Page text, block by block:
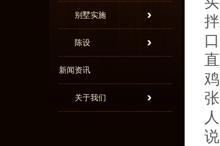
别墅实施
陈设
新闻资讯
关于我们